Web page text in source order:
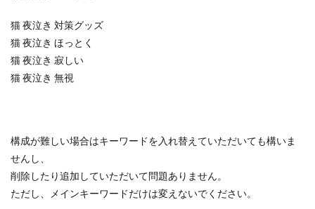
猫 夜泣き 対策グッズ
猫 夜泣き ほっとく
猫 夜泣き 寂しい
猫 夜泣き 無視
構成が難しい場合はキーワードを入れ替えていただいても構いま
せんし、
削除したり追加していただいて問題ありません。
ただし、メインキーワードだけは変えないでください。